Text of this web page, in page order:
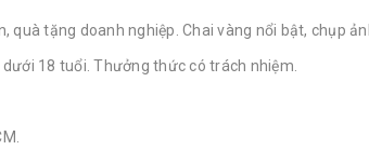
quà tặng doanh nghiệp. Chai vàng nổi bật, chụp
18 tuổi. Thưởng thức có trách nhiệm.